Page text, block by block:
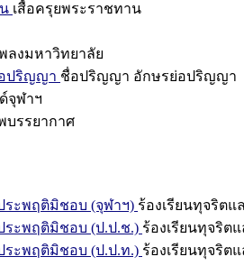
เสื้อครุยพระราชทาน
พลงมหาวิทยาลัย
ปริญญา ชื่อปริญญา อักษรย่อปริญญา
จุฬาฯ
บรรยากาศ
ระพฤติมิชอบ (จุฬาฯ) ร้องเรียนทุจริต
ระพฤติมิชอบ (ป.ป.ช.) ร้องเรียนทุจริต
ระพฤติมิชอบ (ป.ป.ท.) ร้องเรียนทุจริต